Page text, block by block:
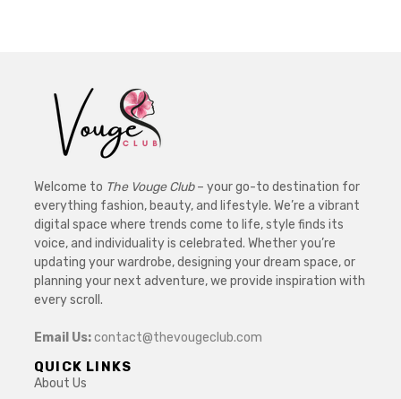
Welcome to The Vouge Club– your go-to destination for
everything fashion, beauty, and lifestyle. We’re a vibrant
digital space where trends come to life, style finds its
voice, and individuality is celebrated. Whether you’re
updating your wardrobe, designing your dream space, or
planning your next adventure, we provide inspiration with
every scroll.
Email Us:contact@thevougeclub.com
QUICK LINKS
About Us